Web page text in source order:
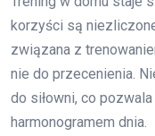
korzyści są
związana z
nie do przecenienia.
do siłowni, co
harmonogramem dnia.